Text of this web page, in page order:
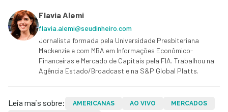
Flavia Alemi
flavia.alemi@seudinheiro.com
Jornalista formada pela Universidade Presbiteriana
Mackenzie e com MBA em Informações Econômico-
Financeiras e Mercado de Capitais pela FIA. Trabalhou na
Agência Estado/Broadcast e na S&P Global Platts.
Leia mais sobre: AMERICANAS AO VIVO
MERCADOS